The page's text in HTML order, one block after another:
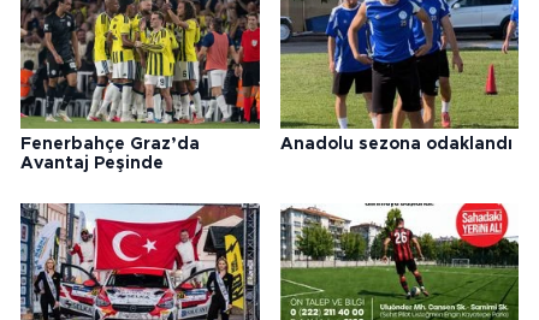
Fenerbahçe Graz’da
Avantaj Peşinde
Anadolu sezona odaklandı